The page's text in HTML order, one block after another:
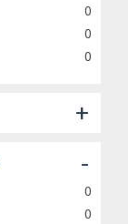
0
0
0
+
-
0
0